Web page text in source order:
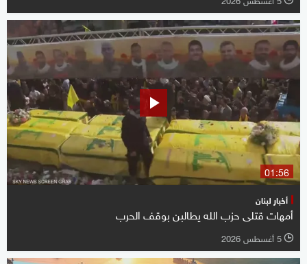
01:56
أخبار لبنان
أمهات قتلى حزب الله يطالبن بوقف الحرب
l 5 أغسطس 2026